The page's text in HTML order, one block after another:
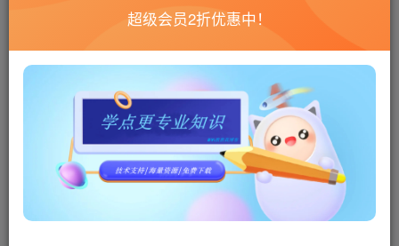
联网教程： 内附教程
单机教程： 内附教程
不懂的话联系客服！！！
本站的资源转载自国内外各大媒体和网络，仅供试玩体
验。如果您喜欢该游戏内容，请支持正版 →→→正版购买
游戏介绍
《手部模拟器》是一款由“HFM Games”开发并发售的模
超级会员2折优惠中！